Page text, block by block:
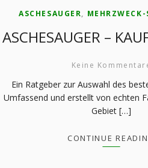
ASCHESAUGER, MEHRZWECK-
ASCHESAUGER –
Keine
Ein Ratgeber zur Auswahl des
Umfassend und erstellt von echten
Gebiet […]
CONTINUE